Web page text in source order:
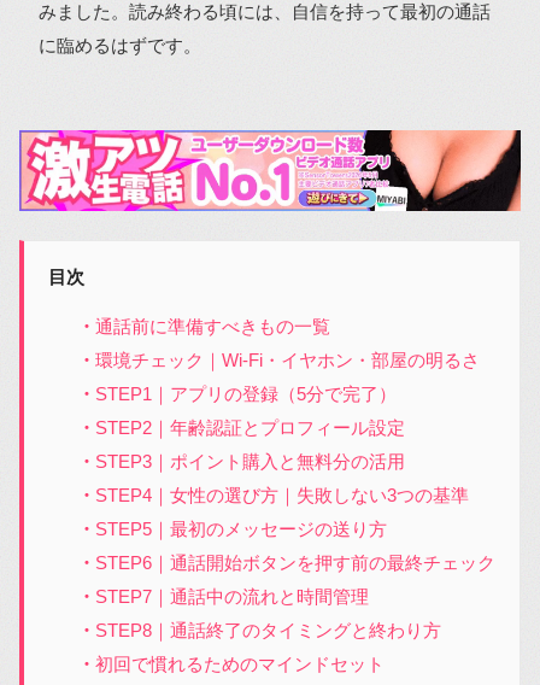
みました。読み終わる頃には、自信を持って最初の通話
に臨めるはずです。
目次
通話前に準備すべきもの一覧
環境チェック｜Wi-Fi・イヤホン・部屋の明るさ
STEP1｜アプリの登録（5分で完了）
STEP2｜年齢認証とプロフィール設定
STEP3｜ポイント購入と無料分の活用
STEP4｜女性の選び方｜失敗しない3つの基準
STEP5｜最初のメッセージの送り方
STEP6｜通話開始ボタンを押す前の最終チェック
STEP7｜通話中の流れと時間管理
STEP8｜通話終了のタイミングと終わり方
初回で慣れるためのマインドセット